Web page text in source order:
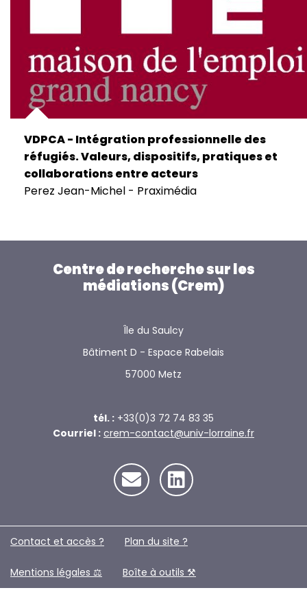
VDPCA - Intégration professionnelle des
réfugiés. Valeurs, dispositifs, pratiques et
collaborations entre acteurs
Perez Jean-Michel - Praximédia
Centre de recherche sur les
médiations (Crem)
Île du Saulcy
Bâtiment D - Espace Rabelais
57000 Metz
tél. : +33(0)3 72 74 83 35
Courriel : crem-contact@univ-lorraine.fr
Contact et accès ? Plan du site ?️
Mentions légales ⚖️ Boîte à outils ⚒️